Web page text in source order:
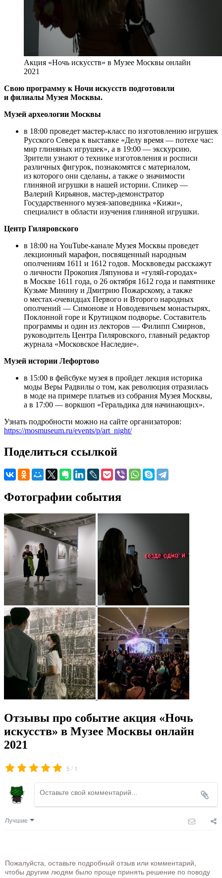
Акция «Ночь искусств» в Музее Москвы онлайн
2021
Свою программу к Ночи искусств подготовили
и филиалы Музея Москвы.
Музей археологии Москвы
в 18:00 проведет мастер-класс по изготовлению игрушек
Русского Севера к выставке «Делу время — потехе час:
мир глиняных игрушек», а в 19:00 — экскурсию.
Зрители узнают о технике изготовления и росписи
различных фигурок, познакомятся с материалом,
из которого они сделаны, а также о значимости
глиняной игрушки в нашей истории. Спикер —
Валерий Кирьянов, мастер-демонстратор
Государственного музея-заповедника «Кижи»,
специалист в области изучения глиняной игрушки.
Центр Гиляровского
в 18:00 на YouTube-канале Музея Москвы проведет
лекционный марафон, посвященный народным
ополчениям 1611 и 1612 годов. Москвоведы расскажут
о личности Прокопия Ляпунова и «гуляй-городах»
в Москве 1611 года, о 26 октября 1612 года и памятнике
Кузьме Минину и Дмитрию Пожарскому, а также
о местах-очевидцах Первого и Второго народных
ополчений — Симонове и Новодевичьем монастырях,
Поклонной горе и Крутицком подворье. Составитель
программы и один из лекторов — Филипп Смирнов,
руководитель Центра Гиляровского, главный редактор
журнала «Московское Наследие».
Музей истории Лефортово
в 15:00 в фейсбуке музея в пройдет лекция историка
моды Веры Радвилы о том, как революция отразилась
в моде на примере платьев из собрания Музея Москвы,
а в 17:00 — воркшоп «Геральдика для начинающих».
Узнать подробности можно на сайте организаторов:
https://mosmuseum.ru/events/p/art_night/
Поделиться ссылкой
Фотографии события
Отзывы про событие акция «Ночь
искусств» в Музее Москвы онлайн
2021
5 / 1
Лучшие
Пожалуйста, оставьте подробный отзыв или комментарий,
чтобы другим людям было проще принять решение по поводу